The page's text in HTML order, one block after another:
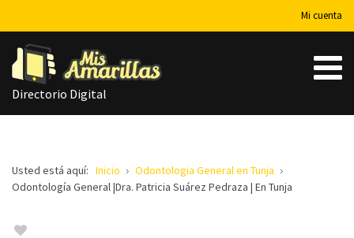
Mi cuenta
Directorio Digital
Usted está aquí: Inicio
Odontologia General en Tunja
Odontología General |Dra. Patricia Suárez Pedraza | En Tunja